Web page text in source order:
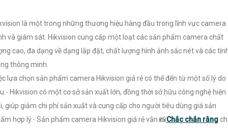
là một trong những thương hiệu hàng đầu trong lĩnh vực camera
và giám sát. Hikvision cung cấp một loạt các sản phẩm camera chất
cao, đa dạng về dạng lắp đặt, chất lượng hình ảnh sắc nét và các
thông minh.
lựa chọn sản phẩm camera Hikvision giá rẻ có thể đến từ một số lý do
Hikvision có một cơ sở sản xuất lớn, đồng thời sở hữu công nghệ hiện
giúp giảm chi phí sản xuất và cung cấp cho người tiêu dùng giá sản
hợp lý.- Sản phẩm camera Hikvision giá rẻ vẫn 📸Chắc chắn rằng